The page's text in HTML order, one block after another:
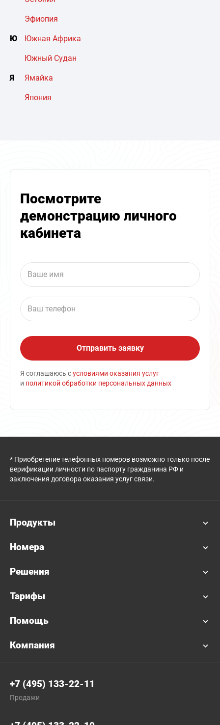
Эфиопия
Ю Южная Африка
Южный Судан
Я Ямайка
Япония
Посмотрите
демонстрацию личного
кабинета
Я соглашаюсь сусловиями оказания услуг
и политикой обработки персональных данных
* Приобретение телефонных номеров возможно только после
верификации личности по паспорту гражданина РФ и
заключения договора оказания услуг связи.
Продукты
Номера
Решения
Тарифы
Помощь
Компания
+7 (495) 133-22-11
Продажи